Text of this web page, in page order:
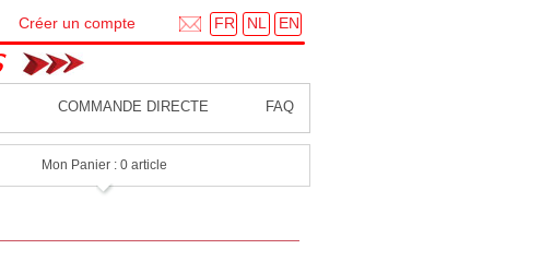
FR NL EN
Créer un compte
COMMANDE DIRECTE FAQ
Mon Panier : 0 article